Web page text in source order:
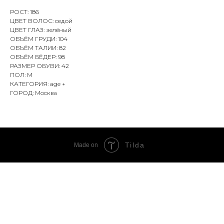
РОСТ: 186
ЦВЕТ ВОЛОС: седой
ЦВЕТ ГЛАЗ: зелёный
ОБЪЁМ ГРУДИ: 104
ОБЪЁМ ТАЛИИ: 82
ОБЪЁМ БЁДЕР: 98
РАЗМЕР ОБУВИ: 42
ПОЛ: М
КАТЕГОРИЯ: age +
ГОРОД: Москва
Made on Tilda